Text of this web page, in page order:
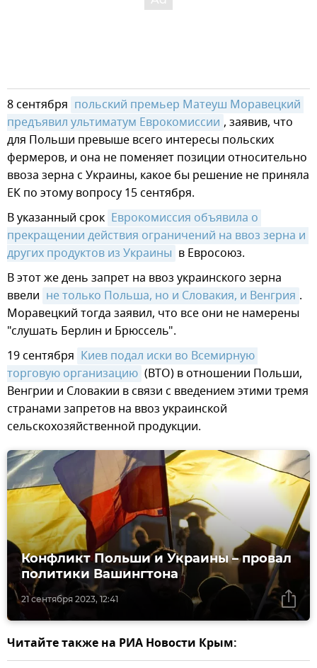
8 сентября польский премьер Матеуш Моравецкий
предъявил ультиматум Еврокомиссии , заявив, что
для Польши превыше всего интересы польских
фермеров, и она не поменяет позиции относительно
ввоза зерна с Украины, какое бы решение не приняла
ЕК по этому вопросу 15 сентября.
В указанный срок Еврокомиссия объявила о
прекращении действия ограничений на ввоз зерна и
других продуктов из Украины в Евросоюз.
В этот же день запрет на ввоз украинского зерна
ввели не только Польша, но и Словакия, и Венгрия .
Моравецкий тогда заявил, что все они не намерены
"слушать Берлин и Брюссель".
19 сентября Киев подал иски во Всемирную
торговую организацию (ВТО) в отношении Польши,
Венгрии и Словакии в связи с введением этими тремя
странами запретов на ввоз украинской
сельскохозяйственной продукции.
21 сентября 2023, 12:41
Конфликт Польши и Украины – провал
политики Вашингтона
Читайте также на РИА Новости Крым: